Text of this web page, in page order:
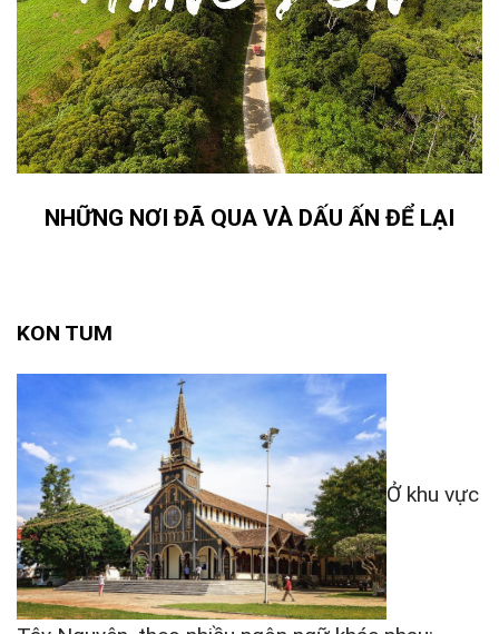
NHỮNG NƠI ĐÃ QUA VÀ DẤU ẤN ĐỂ LẠI
KON TUM
Ở khu vực